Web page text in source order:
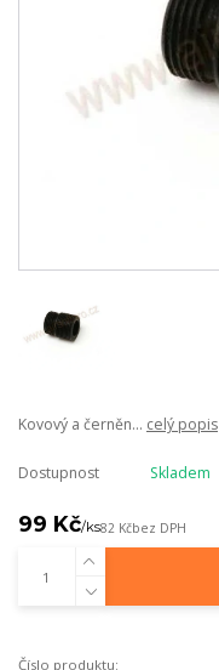
Kovový a černěn... celý popis
Dostupnost Skladem
99 Kč/ks82 Kčbez DPH
Číslo produktu: